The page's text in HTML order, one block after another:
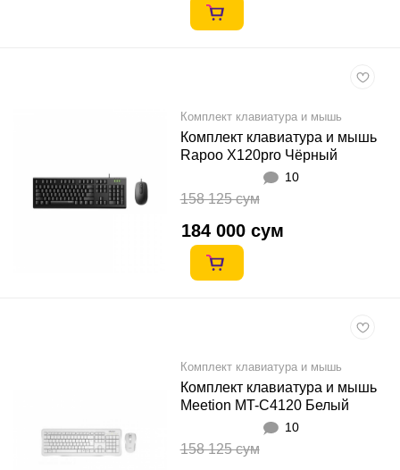
Комплект клавиатура и мышь
Комплект клавиатура и мышь
Rapoo X120pro Чёрный
10
158 125 сум
184 000 сум
Комплект клавиатура и мышь
Комплект клавиатура и мышь
Meetion MT-C4120 Белый
10
158 125 сум